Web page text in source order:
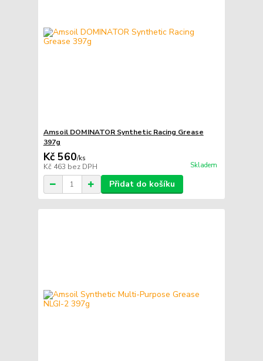
Amsoil DOMINATOR Synthetic Racing Grease
397g
Kč 560/ks
Kč 463 bez DPH Skladem
Přidat do košíku